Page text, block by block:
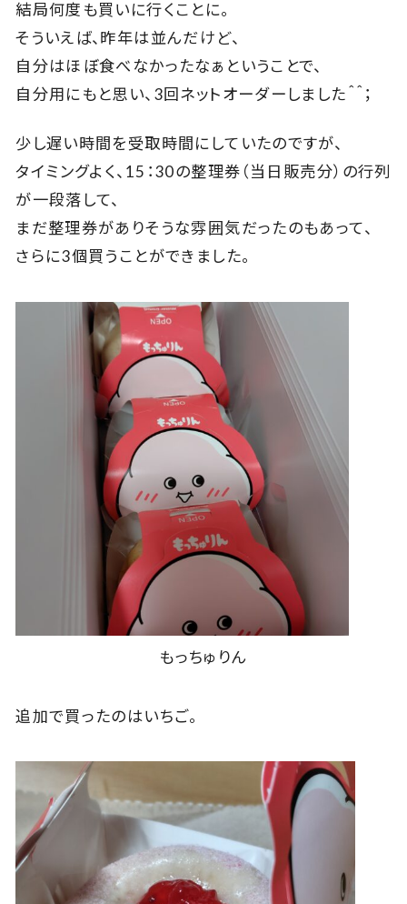
結局何度も買いに行くことに。
そういえば、昨年は並んだけど、
自分はほぼ食べなかったなぁということで、
自分用にもと思い、3回ネットオーダーしました＾＾；
少し遅い時間を受取時間にしていたのですが、
タイミングよく、15：30の整理券（当日販売分）の行列
が一段落して、
まだ整理券がありそうな雰囲気だったのもあって、
さらに3個買うことができました。
もっちゅりん
追加で買ったのはいちご。